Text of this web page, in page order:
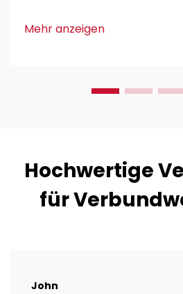
im Bauwesen zur Stabilisierung
Böden eingesetzt werden.
Mehr anzeigen
Hochwertige
für
John